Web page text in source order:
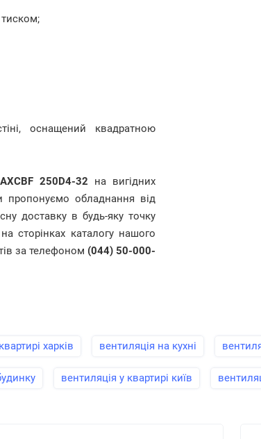
оснащений квадратною
250D4-32 на вигідних
обладнання від
доставку в будь-яку точку
сторінках каталогу нашого
за телефоном (044) 50-000-
харків вентиляція на кухні
вентиляція у квартирі київ